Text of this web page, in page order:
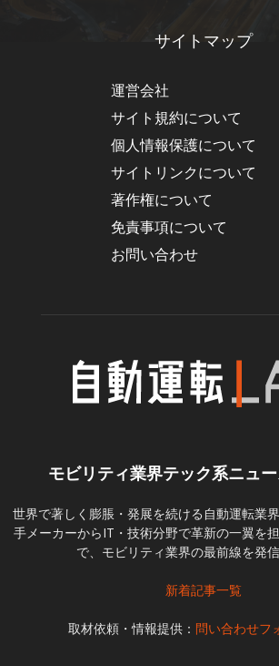
サイトマップ
運営会社
サイト規約について
個人情報保護について
サイトリンクについて
著作権について
免責事項について
お問い合わせ
モビリティ業界テック系ニュ
世界で著しく膨脹・発展を続ける自動運転業
手メーカーからIT・技術分野で革新の一翼を
で、モビリティ業界の最前線を発信
新着記事一覧
取材依頼・情報提供： 問い合わせフ